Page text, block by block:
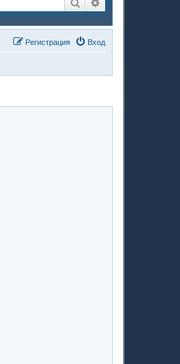
Вход
Регистрация